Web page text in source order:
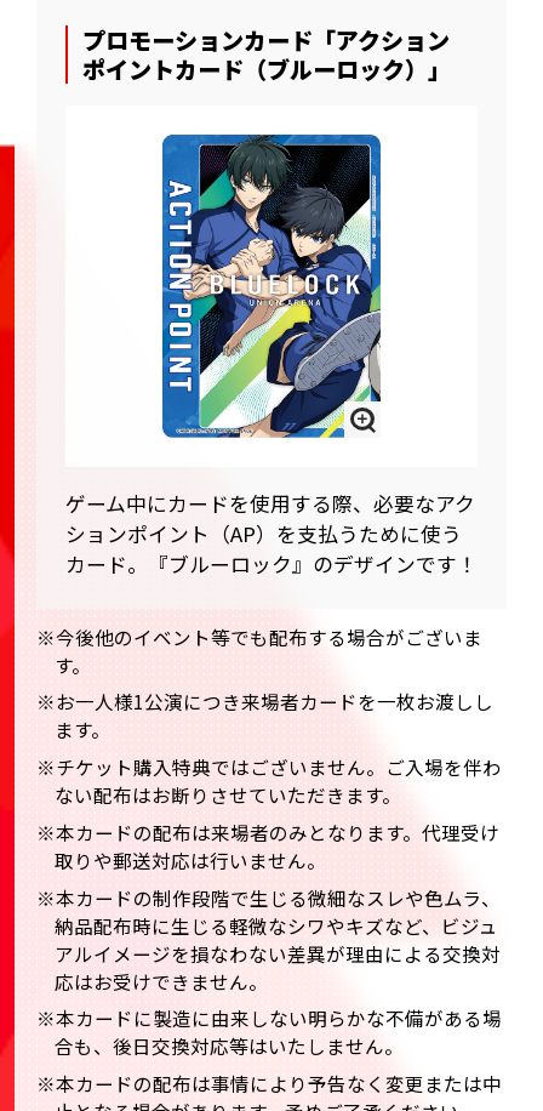
プロモーションカード「アクション
ポイントカード（ブルーロック）」
ゲーム中にカードを使用する際、必要なアク
ションポイント（AP）を支払うために使う
カード。『ブルーロック』のデザインです！
※今後他のイベント等でも配布する場合がございま
す。
※お一人様1公演につき来場者カードを一枚お渡しし
ます。
※チケット購入特典ではございません。ご入場を伴わ
ない配布はお断りさせていただきます。
※本カードの配布は来場者のみとなります。代理受け
取りや郵送対応は行いません。
※本カードの制作段階で生じる微細なスレや色ムラ、
納品配布時に生じる軽微なシワやキズなど、ビジュ
アルイメージを損なわない差異が理由による交換対
応はお受けできません。
※本カードに製造に由来しない明らかな不備がある場
合も、後日交換対応等はいたしません。
※本カードの配布は事情により予告なく変更または中